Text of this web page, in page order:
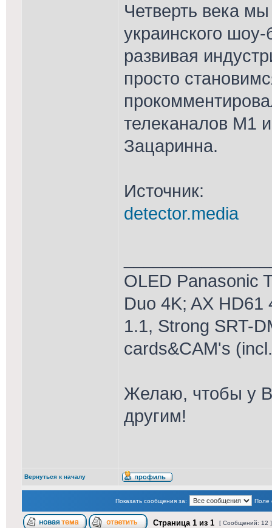
Четверть века
украинского
развивая
просто
телеканалов М1
Зацаринна.
Источник:
detector.media
OLED Panasonic
Duo 4K; AX HD61
1.1, Strong SRT-
cards&CAM's
Желаю, чтобы у
другим!
Вернуться к началу
Показать сообщения за: Поле
Страница 1 из 1 [ Сообщений: 12